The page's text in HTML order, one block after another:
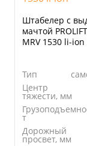
Штабелер с
мачтой
MRV 1530 li-ion
Тип
Центр
тяжести, мм
т
Дорожный
просвет, мм